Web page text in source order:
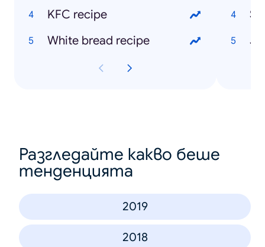
KFC recipe
White bread recipe
Разгледайте какво беше
тенденцията
2019
2018